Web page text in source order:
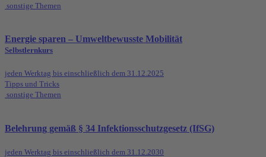
sonstige Themen
Energie sparen – Umweltbewusste Mobilität
Selbstlernkurs
jeden Werktag bis einschließlich dem 31.12.2025
Tipps und Tricks
sonstige Themen
Belehrung gemäß § 34 Infektionsschutzgesetz (IfSG)
jeden Werktag bis einschließlich dem 31.12.2030